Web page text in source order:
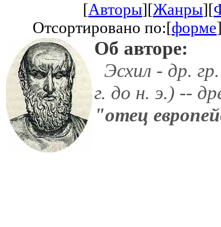
[Авторы][Жанры][
Отсортировано по:[форме
Об авторе:
Эсхил - др.
г. до н. э.) --
"отец